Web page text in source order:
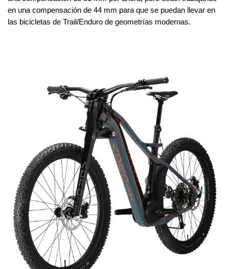
en una compensación de 44 mm para que se puedan llevar en
las bicicletas de Trail/Enduro de geometrías modernas.